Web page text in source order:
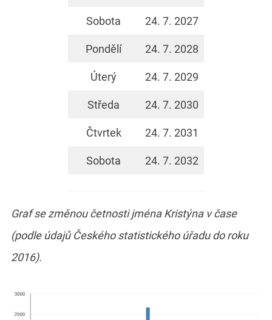
Sobota 24. 7. 2027
Pondělí 24. 7. 2028
Úterý 24. 7. 2029
Středa 24. 7. 2030
Čtvrtek 24. 7. 2031
Sobota 24. 7. 2032
Graf se změnou četnosti jména Kristýna v čase
(podle údajů Českého statistického úřadu do roku
2016).